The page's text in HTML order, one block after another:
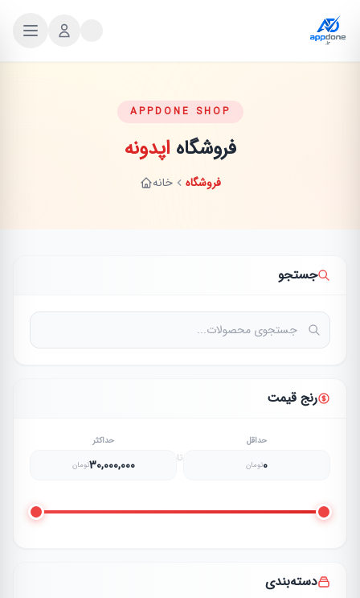
APPDONE SHOP
فروشگاه اپدونه
خانه فروشگاه
جستجو
رنج قیمت
حداقل
0تومان تا
حداکثر
30,000,000تومان
دسته‌بندی